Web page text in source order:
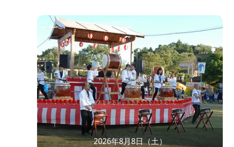
2026年8月8日（土）